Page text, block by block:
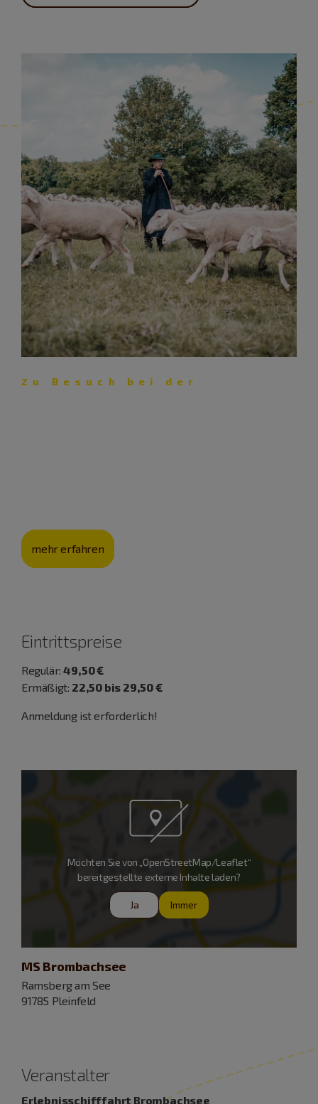
Zu Besuch bei der
mehr erfahren
Eintrittspreise
Regulär:49,50 €
Ermäßigt: 22,50 bis 29,50 €
Anmeldung ist erforderlich!
Möchten Sie von „OpenStreetMap/Leaflet“
bereitgestellte externe Inhalte laden?
Ja Immer
MS Brombachsee
Ramsberg am See
91785 Pleinfeld
Veranstalter
Erlebnisschifffahrt Brombachsee